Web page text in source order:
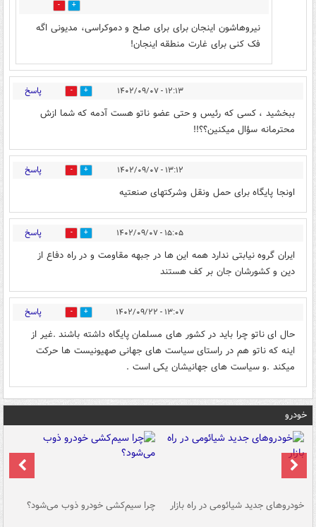
2
نیروهاشون اینجان برای برای صلح و دموکراسی، مدیونی اگه
فک کنی برای غارت منطقه اینجان!
۱۲:۱۳ - ۱۴۰۲/۰۹/۰۷ 5 پاسخ
ببخشید ، کسی که رئیس و حتی عضو ناتو هست آدمه که شما ازش
محترمانه سؤال میکنین؟؟!!
۱۳:۱۲ - ۱۴۰۲/۰۹/۰۷ 2 پاسخ
اونجا پایگاه برای حمل ونقل وشرکتهای صنعتیه
۱۵:۰۵ - ۱۴۰۲/۰۹/۰۷ 4 پاسخ
ایران گروه نیابتی ندارد همه این ها در جبهه مقاومت و در راه دفاع از
دین و کشورشان جان بر کف هستند
۱۳:۰۷ - ۱۴۰۲/۰۹/۲۲ 0 پاسخ
حال ای ناتو چرا باید در کشور های مسلمان پایگاه داشته باشند .غیر از
اینه که ناتو هم در راستای سیاست های جهانی صهیونیست ها حرکت
میکند .و سیاست های جهانیشان یکی است .
خودرو
خودروهای جدید شیائومی در راه بازار چرا سیم‌کشی خودرو ذوب می‌شود؟